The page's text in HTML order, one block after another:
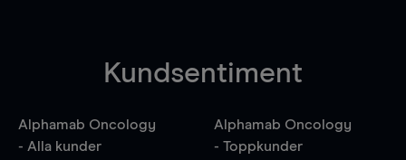
Kundsentiment
Alphamab Oncology
- Alla kunder
Alphamab Oncology
- Toppkunder